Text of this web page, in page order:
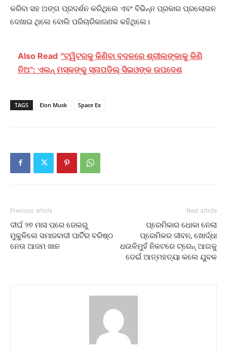
କରିବା ସହ ଅଙ୍ଗ ପ୍ରଦର୍ଶନ କରିଥିଲେ ଏବଂ ବିଭିନ୍ନ ପ୍ରକାର ପ୍ରଲୋଭନ
ଦେଖାଇ ଥିଲେ ବୋଲି ପରିଚାରିକାଜଣକ କହିଥିଲେ।
Also Read "ଟ୍ୱିଟରକୁ କିଣିବା ବଦଳରେ ଶ୍ରୀଲଙ୍କାକୁ କିଣି
ନିଅ": ଏଲନ୍‌ ମସ୍କଙ୍କୁ ସ୍ନାପଡିଲ୍‌ ସିଇଓଙ୍କ ଉପଦେଶ
TAGS Elon Musk Space Ex
Previous article
ଦୀର୍ଘ ୨୭ ମାସ ପରେ ଜେଲରୁ
ମୁକୁଳିଲେ ସମାଜବାଦୀ ପାର୍ଟିର ବରିଷ୍ଠ
ନେତା ଆଜମ ଖାନ
Next article
ପ୍ରେମିକାର ଧୋକା ନେଲା
ପ୍ରେମିକର ଜୀବନ, ଖୋର୍ଦ୍ଧା
ଧଉଳିମୁହଁ ନିକଟରେ ଟ୍ରେନ୍‌ ଆଗକୁ
ଡେଇଁ ଆତ୍ମହତ୍ୟା କଲେ ଯୁବକ